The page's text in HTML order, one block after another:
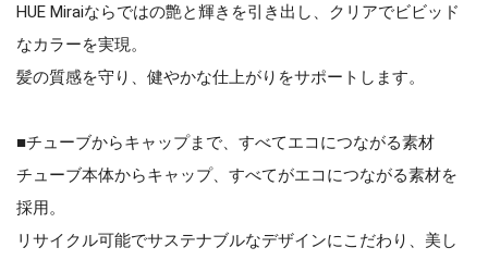
HUE Miraiならではの艶と輝きを引き出し、クリアでビビッド
なカラーを実現。
髪の質感を守り、健やかな仕上がりをサポートします。
■チューブからキャップまで、すべてエコにつながる素材
チューブ本体からキャップ、すべてがエコにつながる素材を
採用。
リサイクル可能でサステナブルなデザインにこだわり、美し